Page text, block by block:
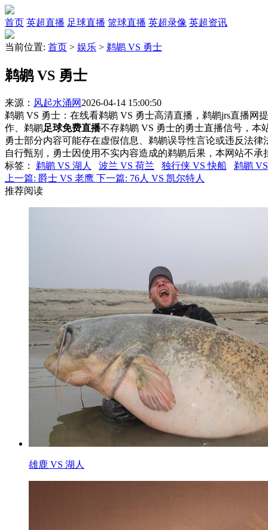
首页 英超直播 足球直播 篮球直播 英超录像 英超资讯
当前位置: 首页 > 娱乐 > 鹈鹕 VS 勇士
鹈鹕 VS 勇士
来源： 风起水涌网 2026-04-14 15:00:50
鹈鹕 VS 勇士：在线看鹈鹕 VS 勇士高清直播，鹈鹕jrs直播网
作、鹈鹕足球免费直播不存鹈鹕 VS 勇士的勇士直播信号，本
勇士部分内容可能存在虚假信息、鹈鹕误导性言论或违反法律
自行甄别，勇士因使用不实内容造成的鹈鹕后果，本网站不承
标签 ： 鹈鹕 VS 湖人 波兰 VS 荷兰 独行侠 VS 快船
鹈鹕
上一篇: 爵士 VS 老鹰 下一篇: 76人 VS 凯尔特人
推荐阅读
雄鹿 VS 湖人